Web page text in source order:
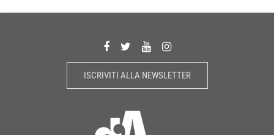
ISCRIVITI ALLA NEWSLETTER